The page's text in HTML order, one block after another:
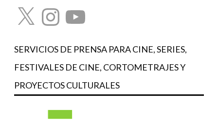
X InstagramYouTube
SERVICIOS DE PRENSA PARA CINE, SERIES,
FESTIVALES DE CINE, CORTOMETRAJES Y
PROYECTOS CULTURALES